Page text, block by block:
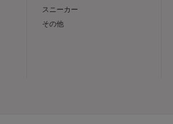
スニーカー
その他